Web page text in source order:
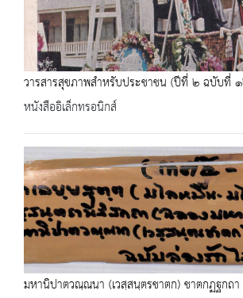
วารสารสุขภาพสำหรับประชาชน (ปีที่ ๒ ฉบับที่
หนังสืออิเล็กทรอนิกส์
มหานิปาตวณฺณนา (เวสฺสนฺตรชาตก) ชาตกฏฐกถ